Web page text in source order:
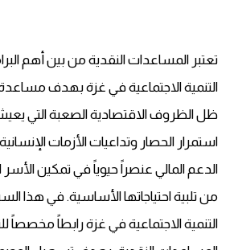
تعتبر المساعدات النقدية من بين أهم
التنمية الاجتماعية في غزة بهدف
ظل الظروف الاقتصادية الصعبة التي
استمرار الحصار وتداعيات الأزمات
الدعم المالي عنصراً حيوياً في تمكين الأسر
من تلبية احتياجاتها الأساسية. في هذا
التنمية الاجتماعية في غزة رابطاً